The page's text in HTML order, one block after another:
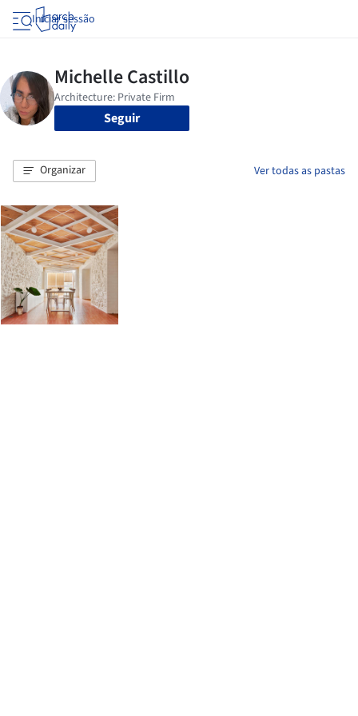
Iniciar sessão
Seguir
Organizar Ver todas as pastas